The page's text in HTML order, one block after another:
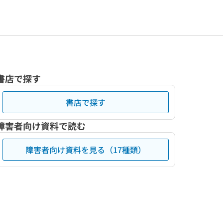
店で探す
書店で探す
害者向け資料で読む
障害者向け資料を見る（17種類）